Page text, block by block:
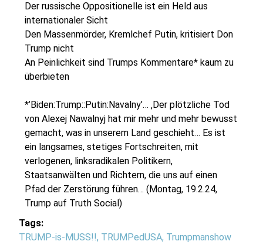
Der russische Oppositionelle ist ein Held aus
internationaler Sicht
Den Massenmörder, Kremlchef Putin, kritisiert Don
Trump nicht
An Peinlichkeit sind Trumps Kommentare* kaum zu
überbieten
*’Biden:Trump::Putin:Navalny’… ‚Der plötzliche Tod
von Alexej Nawalnyj hat mir mehr und mehr bewusst
gemacht, was in unserem Land geschieht… Es ist
ein langsames, stetiges Fortschreiten, mit
verlogenen, linksradikalen Politikern,
Staatsanwälten und Richtern, die uns auf einen
Pfad der Zerstörung führen… (Montag, 19.2.24,
Trump auf Truth Social)
Tags:
TRUMP-is-MUSS!!, TRUMPedUSA, Trumpmanshow